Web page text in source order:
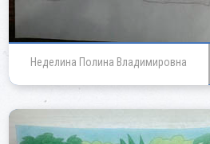
Неделина Полина Владимировна